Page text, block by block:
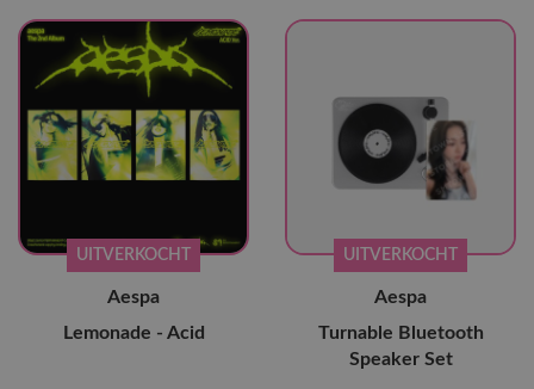
UITVERKOCHT
Aespa
Lemonade - Acid
UITVERKOCHT
Aespa
Turnable Bluetooth
Speaker Set